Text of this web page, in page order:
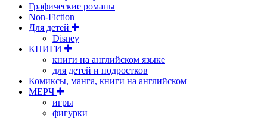
Графические романы
Non-Fiction
Для детей
Disney
КНИГИ
книги на английском языке
для детей и подростков
Комиксы, манга, книги на английском
МЕРЧ
игры
фигурки